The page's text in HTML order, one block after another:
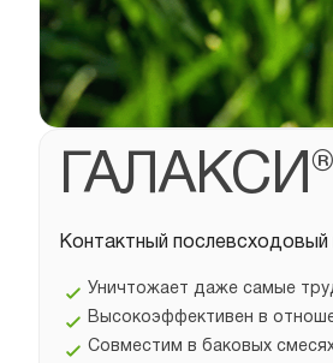
Контактный
Уничтожает даже самые
Высокоэффективен в
Совместим в баковых